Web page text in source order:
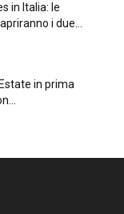
in Italia: le
i due...
in prima